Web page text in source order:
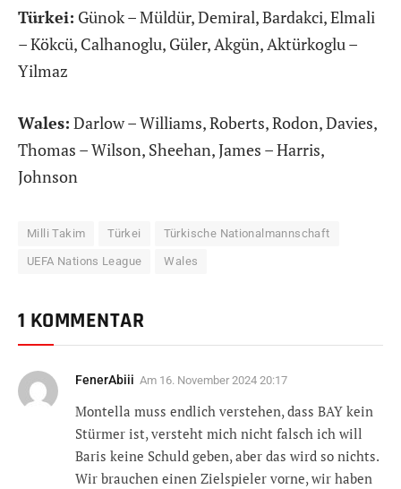
Türkei: Günok – Müldür, Demiral, Bardakci, Elmali
– Kökcü, Calhanoglu, Güler, Akgün, Aktürkoglu –
Yilmaz
Wales: Darlow – Williams, Roberts, Rodon, Davies,
Thomas – Wilson, Sheehan, James – Harris,
Johnson
Milli Takim Türkei Türkische Nationalmannschaft
UEFA Nations League Wales
1 KOMMENTAR
FenerAbiii Am 16. November 2024 20:17
Montella muss endlich verstehen, dass BAY kein
Stürmer ist, versteht mich nicht falsch ich will
Baris keine Schuld geben, aber das wird so nichts.
Wir brauchen einen Zielspieler vorne, wir haben